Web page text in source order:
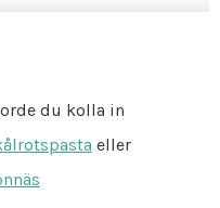
du kolla in
eller